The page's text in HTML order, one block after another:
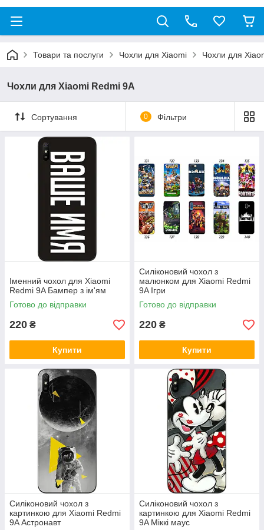
Товари та послуги Чохли для Xiaomi Чохли для
Чохли для Xiaomi Redmi 9A
Сортування 0 Фільтри
Іменний чохол для Xiaomi
Redmi 9A Бампер з ім'ям
Готово до відправки
220 ₴
Купити
Силіконовий чохол з
малюнком для Xiaomi Redmi
9A Ігри
Готово до відправки
220 ₴
Купити
Силіконовий чохол з
картинкою для Xiaomi Redmi
9A Астронавт
Силіконовий чохол з
картинкою для Xiaomi Redmi
9A Міккі маус